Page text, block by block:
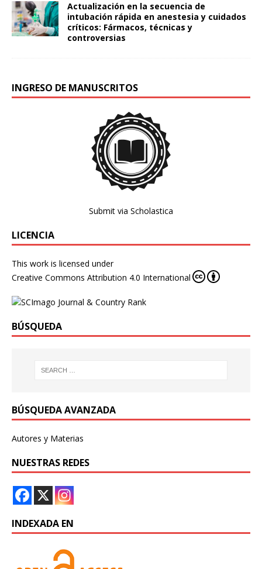
Actualización en la secuencia de
intubación rápida en anestesia y cuidados
críticos: Fármacos, técnicas y
controversias
INGRESO DE MANUSCRITOS
Submit via Scholastica
LICENCIA
This work is licensed under
Creative Commons Attribution 4.0 International
BÚSQUEDA
BÚSQUEDA AVANZADA
Autores y Materias
NUESTRAS REDES
INDEXADA EN